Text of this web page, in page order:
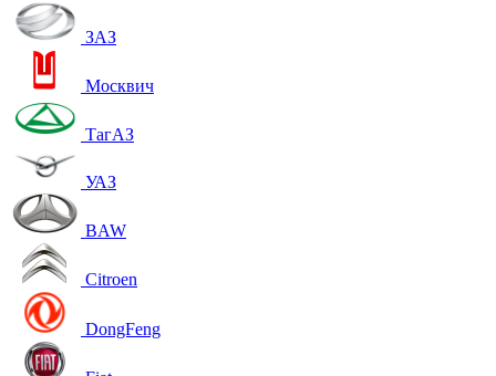
ЗАЗ
Москвич
ТагАЗ
УАЗ
BAW
Citroen
DongFeng